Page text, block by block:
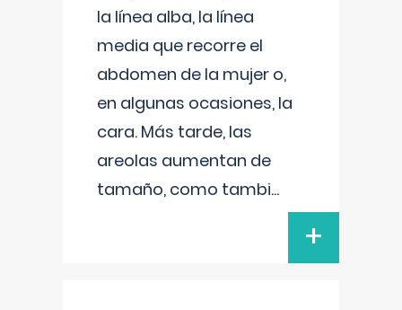
la línea alba, la línea
media que recorre el
abdomen de la mujer o,
en algunas ocasiones, la
cara. Más tarde, las
areolas aumentan de
tamaño, como tambi...
+